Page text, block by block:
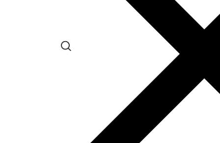
необходимо уточнять отдельно
Закажите понравившуюся модель
в ближайший салон “Оптик-Экспресс”.
Сравнить товар